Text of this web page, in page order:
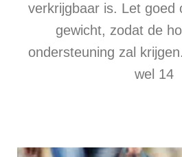
verkrijgbaar is. Let goed
gewicht, zodat de
ondersteuning zal
wel 14